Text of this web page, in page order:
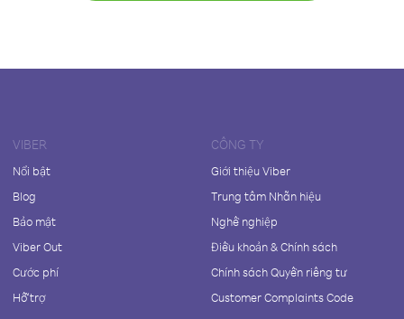
VIBER
Nổi bật
Blog
Bảo mật
Viber Out
Cước phí
Hỗ trợ
CÔNG TY
Giới thiệu Viber
Trung tâm Nhãn hiệu
Nghề nghiệp
Điều khoản & Chính sách
Chính sách Quyền riêng tư
Customer Complaints Code